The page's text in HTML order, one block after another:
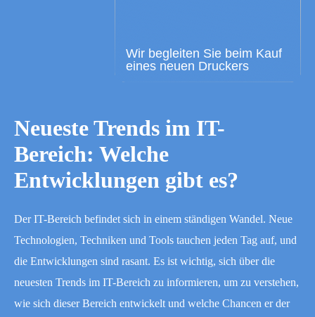
Wir begleiten Sie beim Kauf
eines neuen Druckers
Neueste Trends im IT-
Bereich: Welche
Entwicklungen gibt es?
Der IT-Bereich befindet sich in einem ständigen Wandel. Neue
Technologien, Techniken und Tools tauchen jeden Tag auf, und
die Entwicklungen sind rasant. Es ist wichtig, sich über die
neuesten Trends im IT-Bereich zu informieren, um zu verstehen,
wie sich dieser Bereich entwickelt und welche Chancen er der